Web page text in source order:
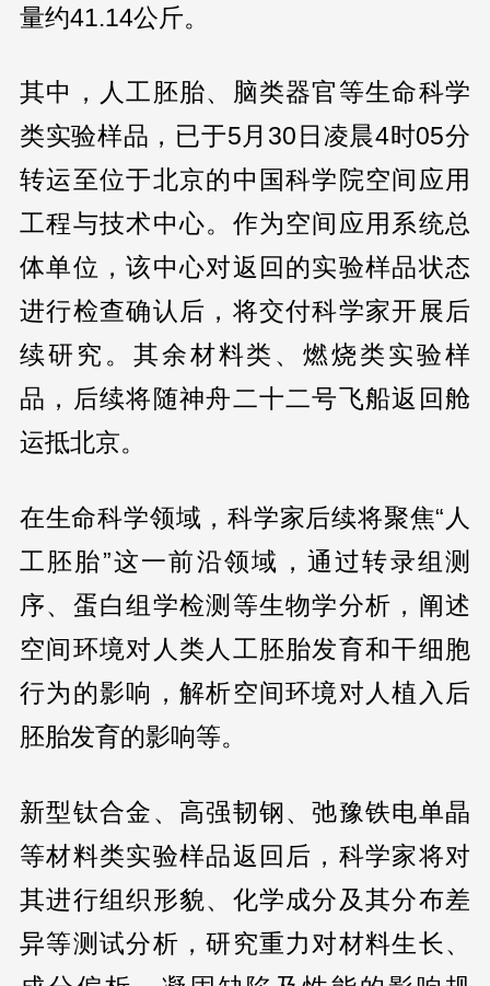
量约41.14公斤。
其中，人工胚胎、脑类器官等生命科学
类实验样品，已于5月30日凌晨4时05分
转运至位于北京的中国科学院空间应用
工程与技术中心。作为空间应用系统总
体单位，该中心对返回的实验样品状态
进行检查确认后，将交付科学家开展后
续研究。其余材料类、燃烧类实验样
品，后续将随神舟二十二号飞船返回舱
运抵北京。
在生命科学领域，科学家后续将聚焦“人
工胚胎”这一前沿领域，通过转录组测
序、蛋白组学检测等生物学分析，阐述
空间环境对人类人工胚胎发育和干细胞
行为的影响，解析空间环境对人植入后
胚胎发育的影响等。
新型钛合金、高强韧钢、弛豫铁电单晶
等材料类实验样品返回后，科学家将对
其进行组织形貌、化学成分及其分布差
异等测试分析，研究重力对材料生长、